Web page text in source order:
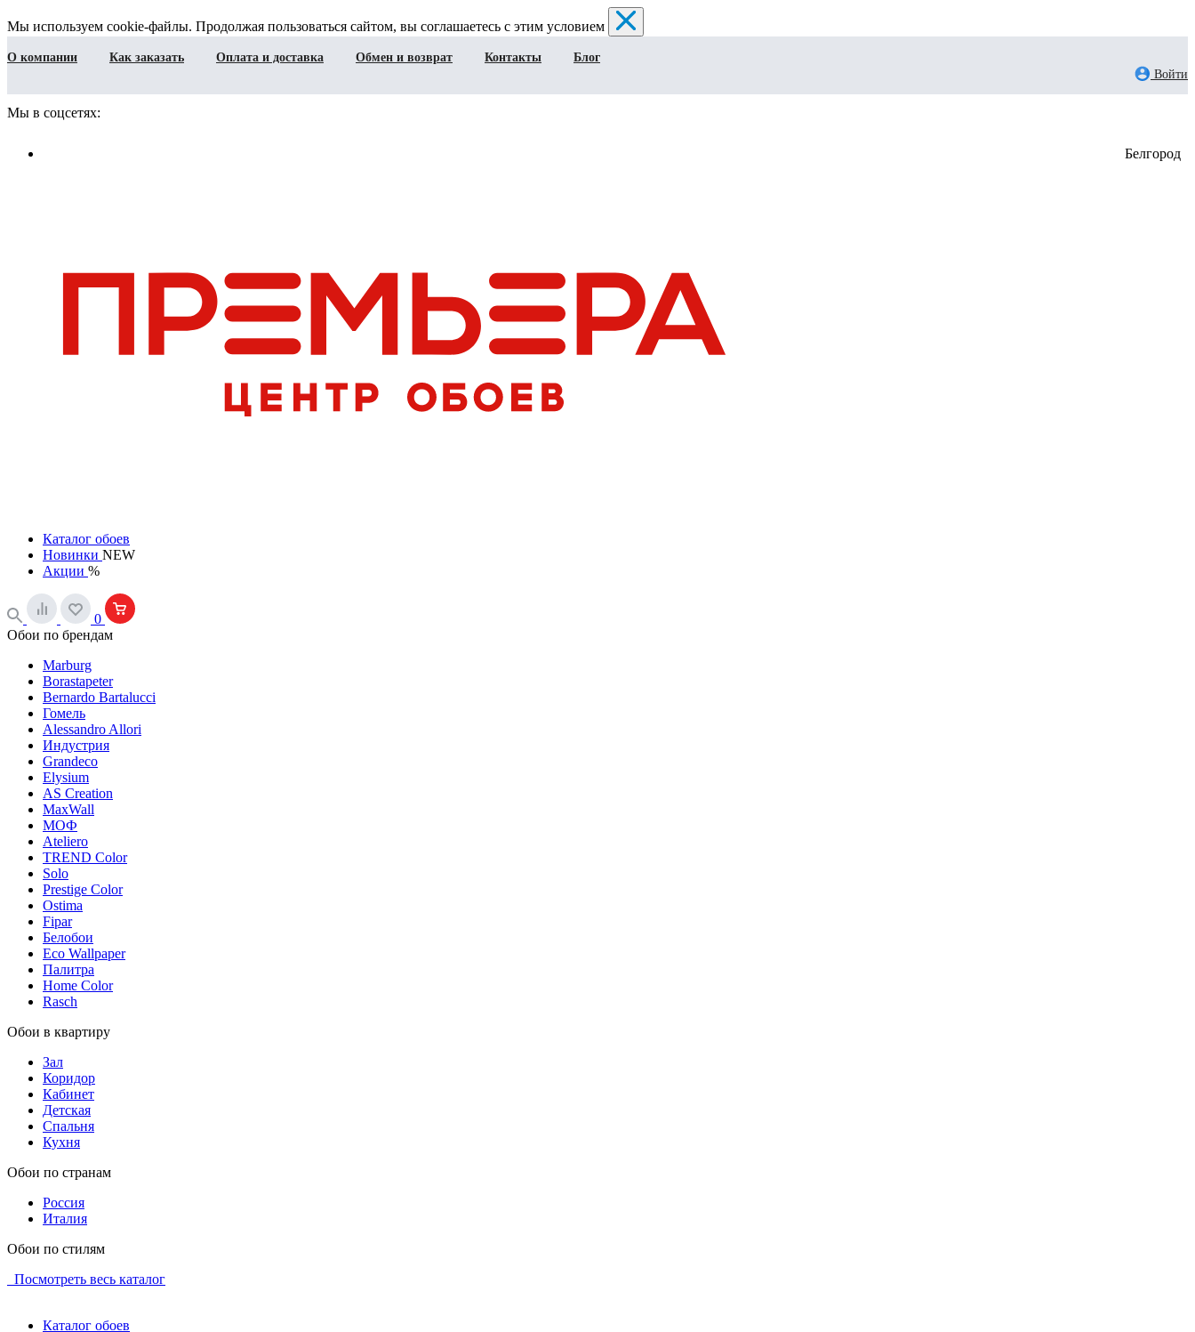
Мы используем cookie-файлы. Продолжая пользоваться сайтом, вы соглашаетесь с этим условием
О компании Как заказать Оплата и доставка Обмен и возврат Контакты
Блог
Войти
Мы в соцсетях:
Белгород
Каталог обоев
Новинки NEW
Акции %
0
Обои по брендам
Marburg
Borastapeter
Bernardo Bartalucci
Гомель
Alessandro Allori
Индустрия
Grandeco
Elysium
AS Creation
MaxWall
МОФ
Ateliero
TREND Color
Solo
Prestige Color
Ostima
Fipar
Белобои
Eco Wallpaper
Палитра
Home Color
Rasch
Обои в квартиру
Зал
Коридор
Кабинет
Детская
Спальня
Кухня
Обои по странам
Россия
Италия
Обои по стилям
Посмотреть весь каталог
Каталог обоев